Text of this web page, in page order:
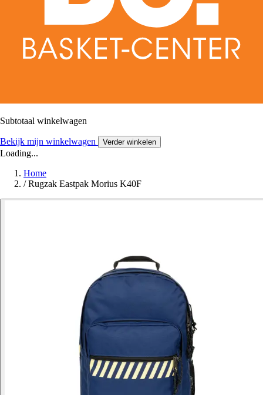
Subtotaal winkelwagen
Bekijk mijn winkelwagen Verder winkelen
Loading...
Home
/ Rugzak Eastpak Morius K40F